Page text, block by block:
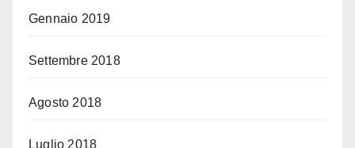
Gennaio 2019
Settembre 2018
Agosto 2018
Luglio 2018